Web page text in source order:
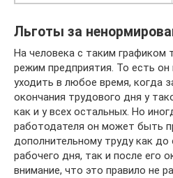
Льготы за
На человека с таким графиком
режим предприятия. То есть
уходить в любое время, когда
окончания трудового дня у
как и у всех остальных. Но
работодателя он может быть
дополнительному труду как до
рабочего дня, так и после его
внимание, что это правило не